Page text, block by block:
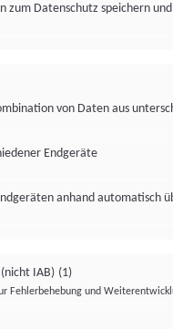
zum Datenschutz speichern
von Daten aus
Endgeräte
anhand automatisch
(nicht IAB) (1)
Fehlerbehebung und